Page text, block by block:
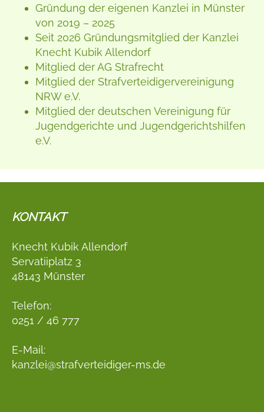
Gründung der eigenen Kanzlei in Münster
von 2019 – 2025
Seit 2026 Gründungsmitglied der Kanzlei
Knecht Kubik Allendorf
Mitglied der AG Strafrecht
Mitglied der Strafverteidigervereinigung
NRW e.V.
Mitglied der deutschen Vereinigung für
Jugendgerichte und Jugendgerichtshilfen
e.V.
KONTAKT
Knecht Kubik Allendorf
Servatiiplatz 3
48143 Münster
Telefon:
0251 / 46 777
E-Mail:
kanzlei@strafverteidiger-ms.de